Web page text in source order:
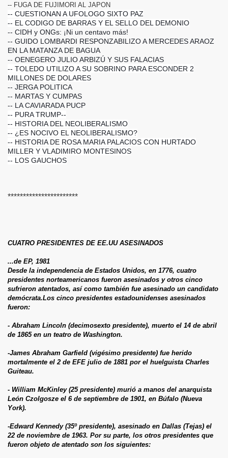
-- FUGA DE FUJIMORI AL JAPON
-- CUESTIONAN A UFOLOGO SIXTO PAZ
-- EL CODIGO DE BARRAS Y EL SELLO DEL DEMONIO
-- CIDH y ONGs: ¡Ni un centavo más!
-- GUIDO LOMBARDI RESPONZABILIZO A MERCEDES ARAOZ
EN LA MATANZA DE BAGUA
-- OENEGERO JULIO ARBIZÚ Y SUS FALACIAS
-- TOLEDO UTILIZO A SU SOBRINO PARA ESCONDER 2
MILLONES DE DOLARES
-- JERGA POLITICA
-- MARTAS Y CUMPAS
-- LA CAVIARADA PUCP
-- PURA TRUMP--
-- HISTORIA DEL NEOLIBERALISMO
-- ¿ES NOCIVO EL NEOLIBERALISMO?
-- HISTORIA DE ROSA MARIA PALACIOS CON HURTADO
MILLER Y VLADIMIRO MONTESINOS
-- LOS GAUCHOS
***********************
CUATRO PRESIDENTES DE EE.UU ASESINADOS
...de EP, 1981
Desde la independencia de Estados Unidos, en 1776, cuatro
presidentes norteamericanos fueron asesinados y otros cinco
sufrieron atentados, así como también fue asesinado un candidato
demócrata.Los cinco presidentes estadounidenses asesinados
fueron:
- Abraham Lincoln (decimosexto presidente), muerto el 14 de abril
de 1865 en un teatro de Washington.
-James Abraham Garfield (vigésimo presidente) fue herido
mortalmente el 2 de EFE julio de 1881 por el huelguista Charles
Guiteau.
- William McKinley (25 presidente) murió a manos del anarquista
León Czolgosze el 6 de septiembre de 1901, en Búfalo (Nueva
York).
-Edward Kennedy (35º presidente), asesinado en Dallas (Tejas) el
22 de noviembre de 1963. Por su parte, los otros presidentes que
fueron objeto de atentado son los siguientes: